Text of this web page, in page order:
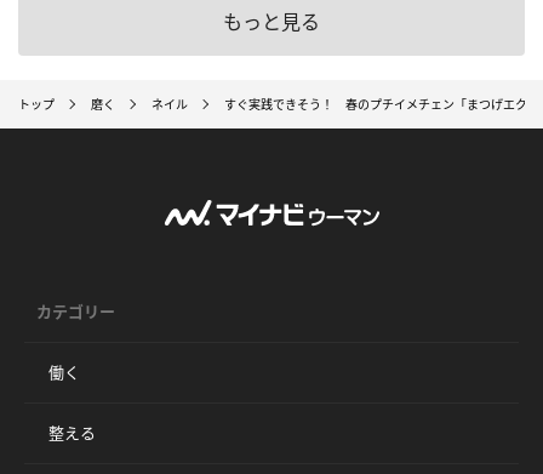
もっと見る
トップ 磨く ネイル すぐ実践できそう！ 春のプチイメチェン「まつげエクス
カテゴリー
働く
整える